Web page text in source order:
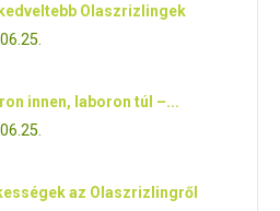
Olaszrizlingek
innen, laboron túl –...
az Olaszrizlingről